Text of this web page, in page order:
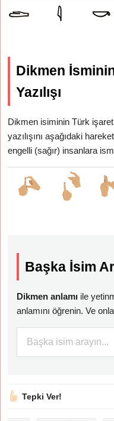
Dikmen
Yazılışı
Dikmen isiminin Türk
yazılışını aşağıdaki
engelli (sağır) insanlara
Başka İsim
Dikmen anlamı ile
anlamını öğrenin. Ve
Tepki Ver!